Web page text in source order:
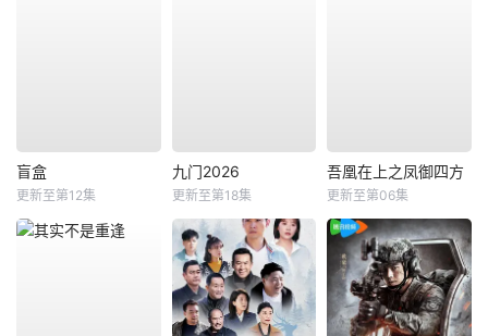
盲盒
更新至第12集
九门2026
更新至第18集
吾凰在上之凤御四方
更新至第06集